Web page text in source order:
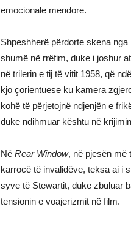
emocionale mendore.
Shpeshherë përdorte skena
shumë në rrëfim, duke i joshur
në trilerin e tij të vitit 1958, që
kjo çorientuese ku kamera
kohë të përjetojnë ndjenjën e
duke ndihmuar kështu në
Në Rear Window, në pjesën më
karrocë të invalidëve, teksa ai i
syve të Stewartit, duke zbuluar
tensionin e voajerizmit në film.